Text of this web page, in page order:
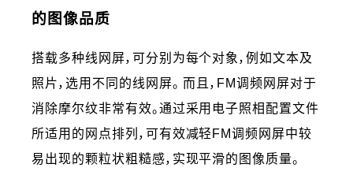
的图像品质
搭载多种线网屏，可分别为每个对象，例如文本及
照片，选用不同的线网屏。 而且，FM调频网屏对于
消除摩尔纹非常有效。通过采用电子照相配置文件
所适用的网点排列，可有效减轻FM调频网屏中较
易出现的颗粒状粗糙感，实现平滑的图像质量。